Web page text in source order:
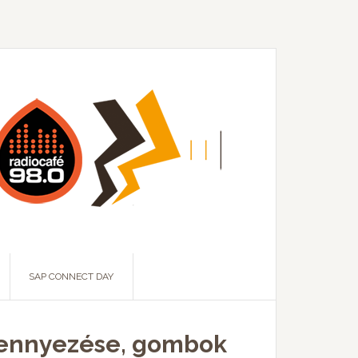
SAP CONNECT DAY
gombok